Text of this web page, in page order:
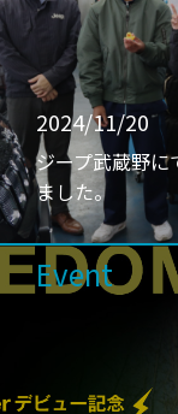
2024/11/20
ジープ武蔵野
ました。
Event